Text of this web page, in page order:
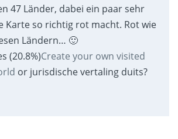
47 Länder, dabei ein paar sehr
Karte so richtig rot macht. Rot wie
Ländern… 🙂
(20.8%)Create your own visited
or jurisdische vertaling duits?